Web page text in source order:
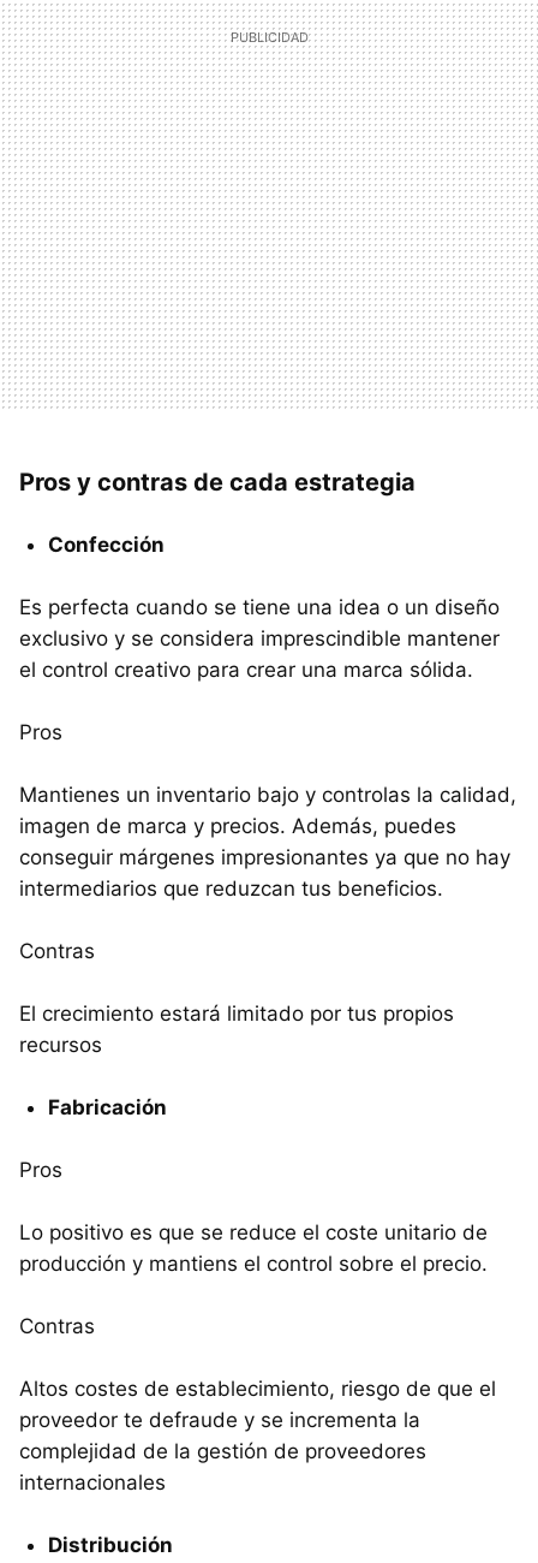
Pros y contras de cada estrategia
Confección
Es perfecta cuando se tiene una idea o un diseño
exclusivo y se considera imprescindible mantener
el control creativo para crear una marca sólida.
Pros
Mantienes un inventario bajo y controlas la calidad,
imagen de marca y precios. Además, puedes
conseguir márgenes impresionantes ya que no hay
intermediarios que reduzcan tus beneficios.
Contras
El crecimiento estará limitado por tus propios
recursos
Fabricación
Pros
Lo positivo es que se reduce el coste unitario de
producción y mantiens el control sobre el precio.
Contras
Altos costes de establecimiento, riesgo de que el
proveedor te defraude y se incrementa la
complejidad de la gestión de proveedores
internacionales
Distribución